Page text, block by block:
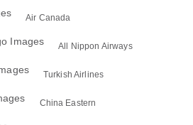
Air Canada
All Nippon Airways
Turkish Airlines
China Eastern